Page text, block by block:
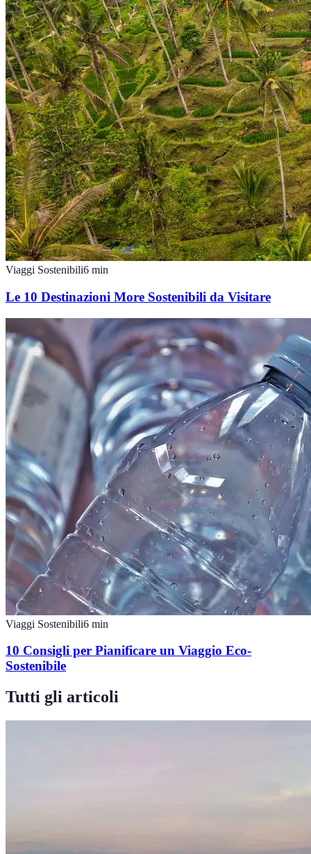
Viaggi Sostenibili6 min
Le 10 Destinazioni More Sostenibili da Visitare
Viaggi Sostenibili6 min
10 Consigli per Pianificare un Viaggio Eco-
Sostenibile
Tutti gli articoli